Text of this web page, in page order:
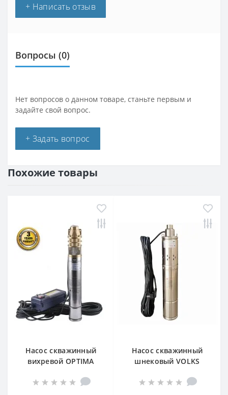
+ Написать отзыв
Вопросы (0)
Нет вопросов о данном товаре, станьте первым и
задайте свой вопрос.
+ Задать вопрос
Похожие товары
Насос скважинный
вихревой OPTIMA
0,75кВт + кабель 20м и
Насос скважинный
шнековый VOLKS
0,75кВт + кабель 15м